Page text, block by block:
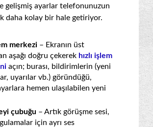
gelişmiş ayarlar telefonunuzun
daha kolay bir hale getiriyor.
merkezi – Ekranın üst
aşağı doğru çekerek hızlı işlem
açın; burası, bildirimlerin (yeni
uyarılar vb.) göründüğü,
hemen ulaşılabilen yeni
çubuğu – Artık görüşme sesi,
için ayrı ses